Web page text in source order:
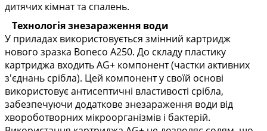
дитячих кімнат та спалень.
Технологія знезараження води
У приладах використовується змінний картридж
нового зразка Boneco A250. До складу пластику
картриджа входить AG+ компонент (частки активних
з'єднань срібла). Цей компонент у своїй основі
використовує антисептичні властивості срібла,
забезпечуючи додаткове знезараження води від
хвороботворних мікроорганізмів і бактерій.